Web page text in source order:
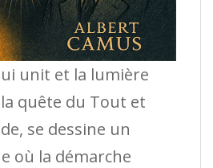
unit et la lumière
quête du Tout et
se dessine un
où la démarche